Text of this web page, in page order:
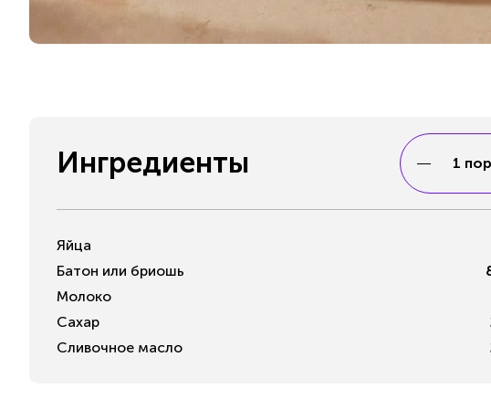
Ингредиенты 1
Яйца
Батон или бриошь
Молоко
Сахар
Сливочное масло